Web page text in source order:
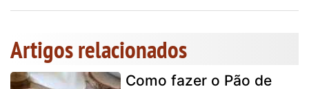
Artigos relacionados
Como fazer o Pão de